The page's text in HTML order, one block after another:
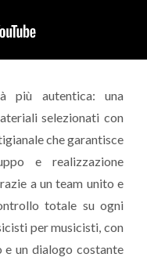
più autentica: una
selezionati con
che garantisce
e realizzazione
a un team unito e
totale su ogni
per musicisti, con
e un dialogo costante